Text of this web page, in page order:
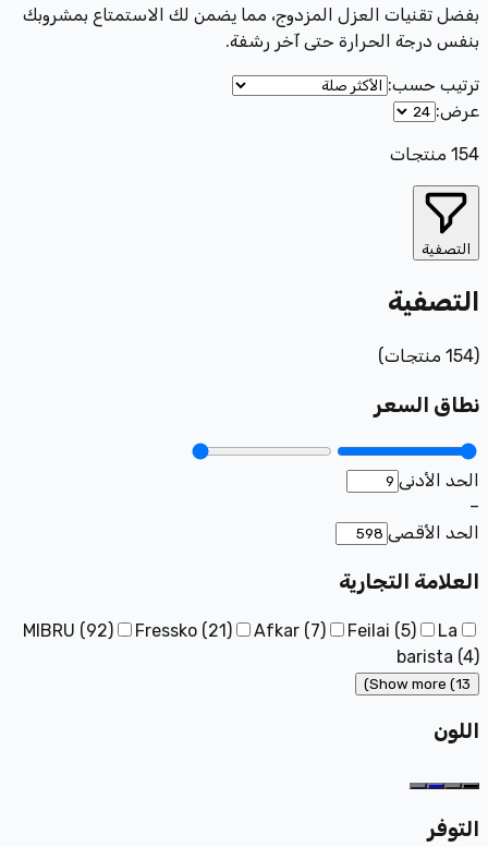
بفضل تقنيات العزل المزدوج، مما يضمن لك الاستمتاع بمشروبك
بنفس درجة الحرارة حتى آخر رشفة.
ترتيب حسب:
عرض:
154 منتجات
التصفية
التصفية
(
154 منتجات)
نطاق السعر
الحد الأدنى
–
الحد الأقصى
العلامة التجارية
MIBRU (92) Fressko (21) Afkar (7) Feilai (5)
La
barista (4)
Show more (13)
اللون
التوفر